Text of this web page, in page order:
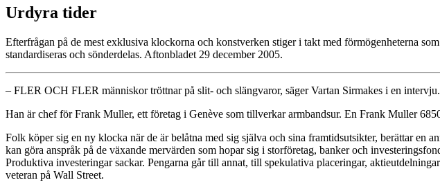
Urdyra tider
Efterfrågan på de mest exklusiva klockorna och konstverken stiger i takt med förmögenheterna
standardiseras och sönderdelas. Aftonbladet 29 december 2005.
– FLER OCH FLER människor tröttnar på slit- och slängvaror, säger Vartan Sirmakes i en intervju.
Han är chef för Frank Muller, ett företag i Genève som tillverkar armbandsur. En Frank Muller
Folk köper sig en ny klocka när de är belåtna med sig själva och sina framtidsutsikter, berättar en
kan göra anspråk på de växande mervärden som hopar sig i storföretag, banker och
Produktiva investeringar sackar. Pengarna går till annat, till spekulativa placeringar,
veteran på Wall Street.